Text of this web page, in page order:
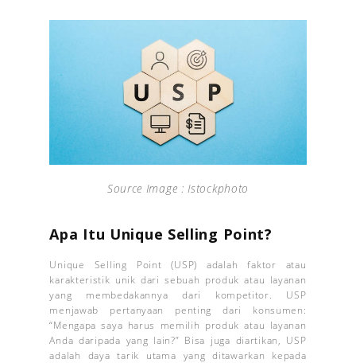
Source Image : Istockphoto
Apa Itu Unique Selling Point?
Unique Selling Point (USP) adalah faktor atau
karakteristik unik dari sebuah produk atau layanan
yang membedakannya dari kompetitor. USP
menjawab pertanyaan penting dari konsumen:
“Mengapa saya harus memilih produk atau layanan
Anda daripada yang lain?” Bisa juga diartikan, USP
adalah daya tarik utama yang ditawarkan kepada